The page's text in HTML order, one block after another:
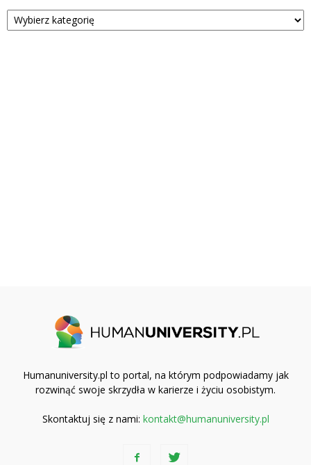
Kategorie
Humanuniversity.pl to portal, na którym podpowiadamy jak
rozwinąć swoje skrzydła w karierze i życiu osobistym.
Skontaktuj się z nami: kontakt@humanuniversity.pl